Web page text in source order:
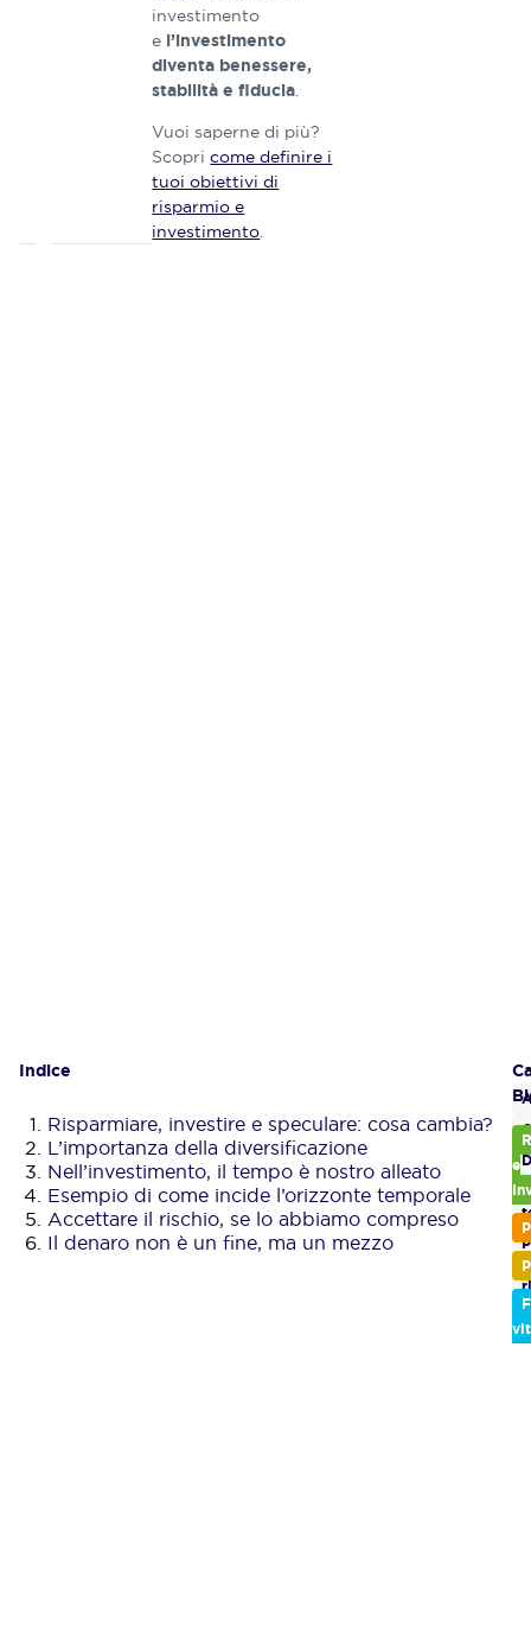
Indice
Risparmiare, investire e speculare: cosa cambia?
L’importanza della diversificazione
Nell’investimento, il tempo è nostro alleato
Esempio di come incide l’orizzonte temporale
Accettare il rischio, se lo abbiamo compreso
Il denaro non è un fine, ma un mezzo
e
investimento
e l’investimento
diventa benessere,
stabilità e fiducia.
Vuoi saperne di più?
Scopricome definire i
tuoi obiettivi di
risparmio e
investimento.